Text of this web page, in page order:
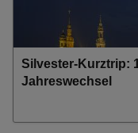
Silvester-Kurztrip:
Jahreswechsel